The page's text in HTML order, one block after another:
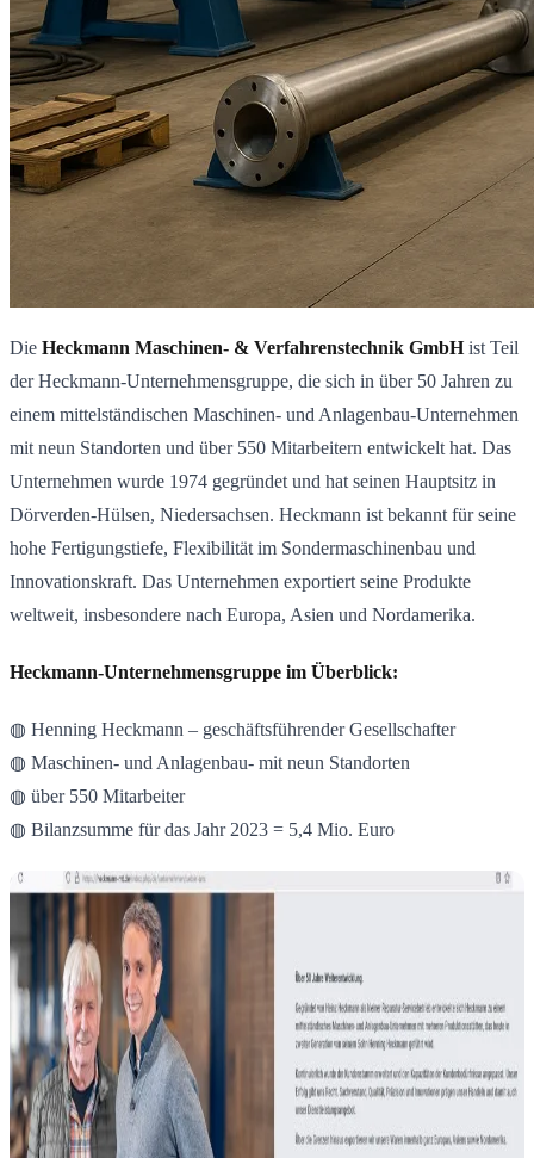
Die Heckmann Maschinen- & Verfahrenstechnik GmbHist Teil
der Heckmann-Unternehmensgruppe, die sich in über 50 Jahren zu
einem mittelständischen Maschinen- und Anlagenbau-Unternehmen
mit neun Standorten und über 550 Mitarbeitern entwickelt hat. Das
Unternehmen wurde 1974 gegründet und hat seinen Hauptsitz in
Dörverden-Hülsen, Niedersachsen. Heckmann ist bekannt für seine
hohe Fertigungstiefe, Flexibilität im Sondermaschinenbau und
Innovationskraft. Das Unternehmen exportiert seine Produkte
weltweit, insbesondere nach Europa, Asien und Nordamerika.
Heckmann-Unternehmensgruppe im Überblick:
◍ Henning Heckmann – geschäftsführender Gesellschafter
◍ Maschinen- und Anlagenbau- mit neun Standorten
◍ über 550 Mitarbeiter
◍ Bilanzsumme für das Jahr 2023 = 5,4 Mio. Euro